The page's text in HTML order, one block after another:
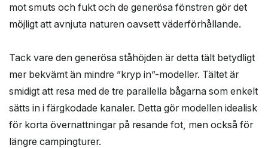
mot smuts och fukt och de generösa fönstren gör det
möjligt att avnjuta naturen oavsett väderförhållande.
Tack vare den generösa ståhöjden är detta tält betydligt
mer bekvämt än mindre ”kryp in”-modeller. Tältet är
smidigt att resa med de tre parallella bågarna som enkelt
sätts in i färgkodade kanaler. Detta gör modellen idealisk
för korta övernattningar på resande fot, men också för
längre campingturer.